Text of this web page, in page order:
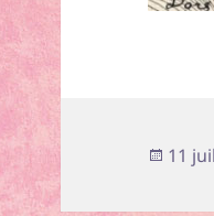
11